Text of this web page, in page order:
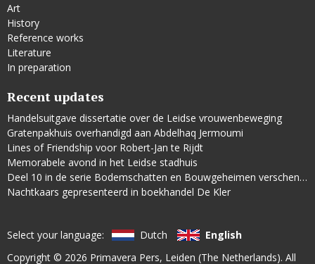
Art
History
Reference works
Literature
In preparation
Recent updates
Handelsuitgave dissertatie over de Leidse vrouwenbeweging
Gratenpakhuis overhandigd aan Abdelhaq Jermoumi
Lines of Friendship voor Robert-Jan te Rijdt
Memorabele avond in het Leidse stadhuis
Deel 10 in de serie Bodemschatten en Bouwgeheimen verschenen
Nachtkaars gepresenteerd in boekhandel De Kler
Select your language: Dutch
English
Copyright © 2026 Primavera Pers, Leiden (The Netherlands). All